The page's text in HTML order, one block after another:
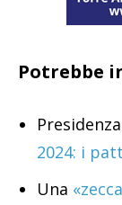
Potrebbe
2024: i
Una